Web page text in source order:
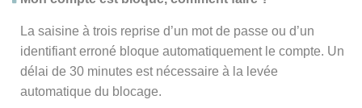
La saisine à trois reprise d’un mot de passe ou d’un
identifiant erroné bloque automatiquement le compte. Un
délai de 30 minutes est nécessaire à la levée
automatique du blocage.